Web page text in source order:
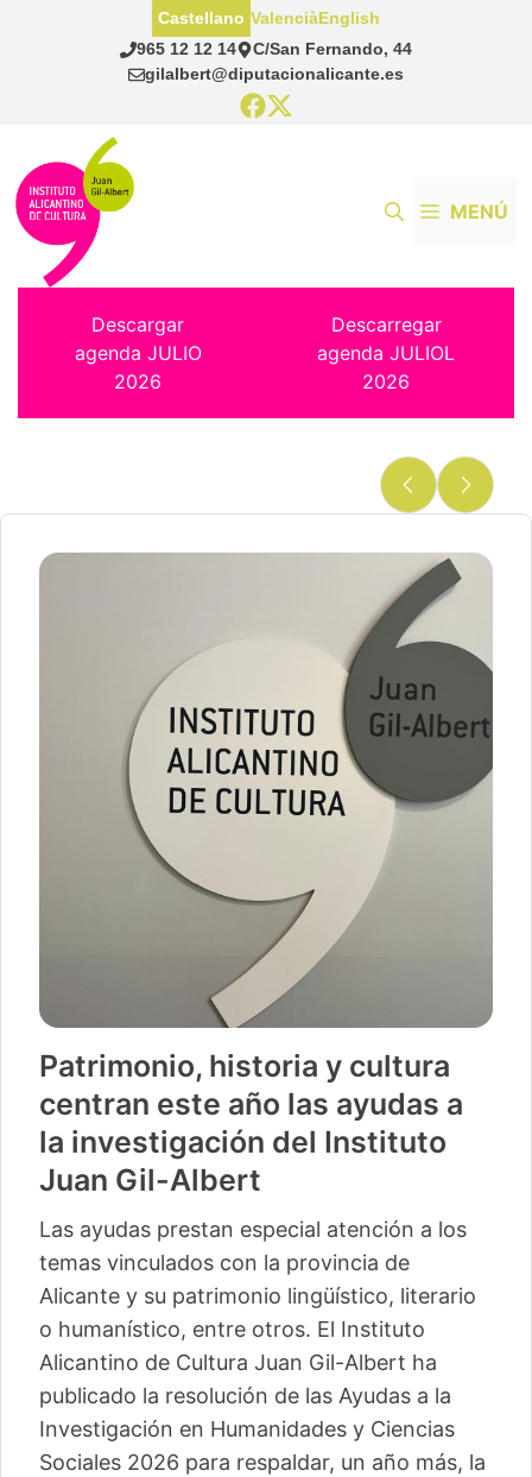
965 12 12 14
C/San Fernando, 44
gilalbert@diputacionalicante.es
Castellano ValenciàEnglish
MENÚ
Descargar
agenda JULIO
2026
Descarregar
agenda JULIOL
2026
Patrimonio, historia y cultura
centran este año las ayudas a
la investigación del Instituto
Juan Gil-Albert
Las ayudas prestan especial atención a los
temas vinculados con la provincia de
Alicante y su patrimonio lingüístico, literario
o humanístico, entre otros. El Instituto
Alicantino de Cultura Juan Gil-Albert ha
publicado la resolución de las Ayudas a la
Investigación en Humanidades y Ciencias
Sociales 2026 para respaldar, un año más, la